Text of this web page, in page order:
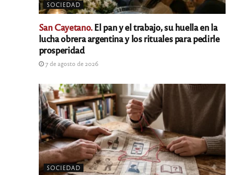
SOCIEDAD
San Cayetano.El pan y el trabajo, su huella en la
lucha obrera argentina y los rituales para pedirle
prosperidad
7 de agosto de 2026
SOCIEDAD